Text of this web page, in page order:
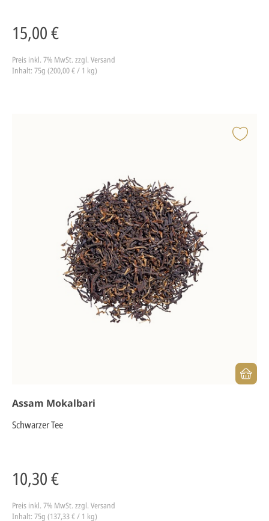
15,00 €
Preis inkl. 7% MwSt. zzgl. Versand
Inhalt: 75g (200,00 € / 1 kg)
Assam Mokalbari
Schwarzer Tee
10,30 €
Preis inkl. 7% MwSt. zzgl. Versand
Inhalt: 75g (137,33 € / 1 kg)